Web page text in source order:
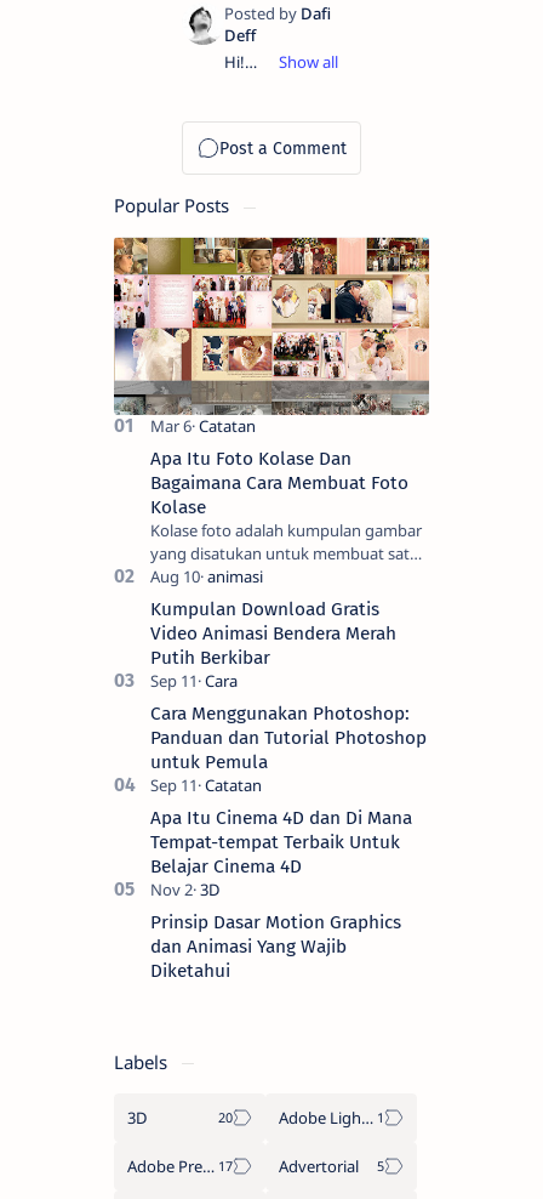
Hi!
Deff.
Pengalaman
dalam
Creative
(video
editing,
motion
graphics
design,
dan
graphic
design)
sejak
2008.
Pengalaman
Digital
sejak
2006.
Pegalaman
saya
merupakan
kolaborasi
kreativitas
dan
untuk
hasil
maksimal
🚀
Popular Posts
Apa Itu Foto Kolase Dan
Bagaimana Cara Membuat Foto
Kolase
Kolase foto adalah kumpulan gambar
yang disatukan untuk membuat satu
gambar. Seni tradisional melibatkan
pemotongan gambar menjadi bentuk
yang men…
Kumpulan Download Gratis
Video Animasi Bendera Merah
Putih Berkibar
Cara Menggunakan Photoshop:
Panduan dan Tutorial Photoshop
untuk Pemula
Apa Itu Cinema 4D dan Di Mana
Tempat-tempat Terbaik Untuk
Belajar Cinema 4D
Prinsip Dasar Motion Graphics
dan Animasi Yang Wajib
Diketahui
Labels
3D Adobe Lightroom
Adobe Premiere Pro Advertorial